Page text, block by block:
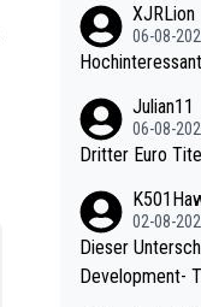
XJRLion
06-08-
Julian11
06-08-
Dritter Euro
02-08-
Dieser Unterschied
Development-